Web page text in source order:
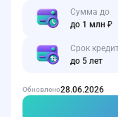
Сумма до
до 1 млн ₽
Срок
до 5 лет
Обновлено28.06.2026